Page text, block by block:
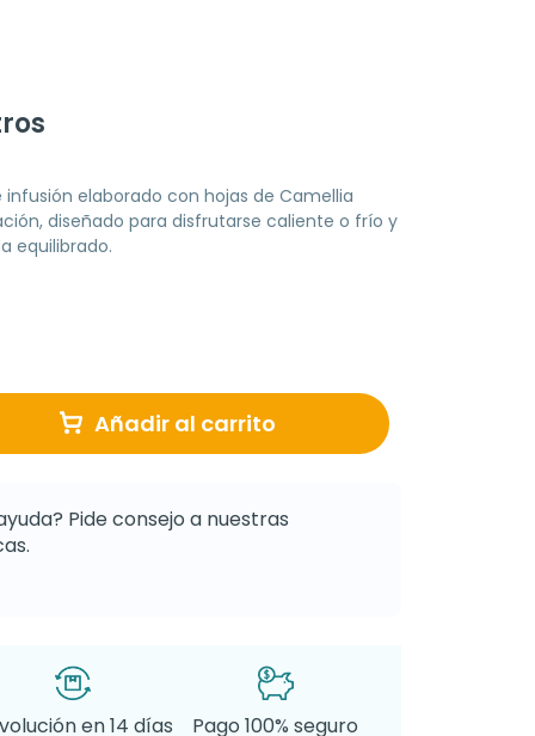
infusión elaborado con hojas de Camellia
diseñado para disfrutarse caliente o frío y
equilibrado.
Añadir al carrito
Pide consejo a nuestras
en 14 días
Pago 100% seguro